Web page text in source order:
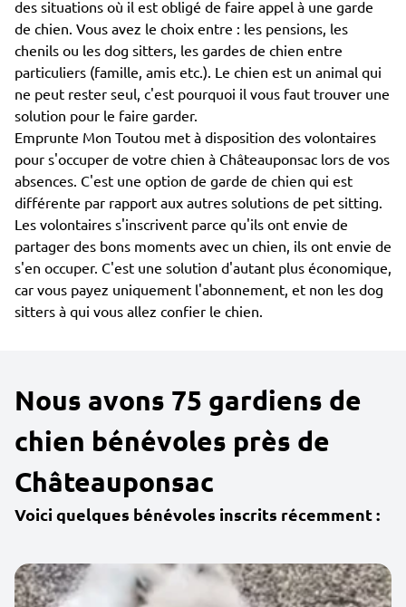
des situations où il est obligé de faire appel à une garde
de chien. Vous avez le choix entre : les pensions, les
chenils ou les dog sitters, les gardes de chien entre
particuliers (famille, amis etc.). Le chien est un animal qui
ne peut rester seul, c'est pourquoi il vous faut trouver une
solution pour le faire garder.
Emprunte Mon Toutou met à disposition des volontaires
pour s'occuper de votre chien à Châteauponsac lors de vos
absences. C'est une option de garde de chien qui est
différente par rapport aux autres solutions de pet sitting.
Les volontaires s'inscrivent parce qu'ils ont envie de
partager des bons moments avec un chien, ils ont envie de
s'en occuper. C'est une solution d'autant plus économique,
car vous payez uniquement l'abonnement, et non les dog
sitters à qui vous allez confier le chien.
Nous avons 75 gardiens de
chien bénévoles près de
Châteauponsac
Voici quelques bénévoles inscrits récemment :